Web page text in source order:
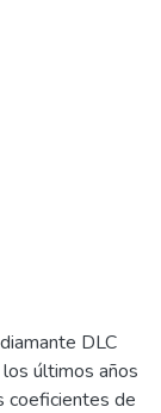
DLC
últimos años
coeficientes de